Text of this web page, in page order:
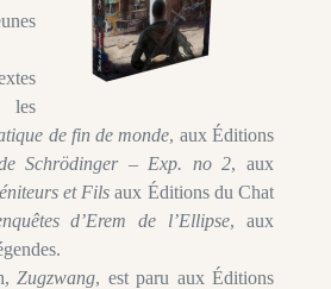
les
de fin de monde, aux Éditions
Schrödinger – Exp. no 2, aux
et Fils aux Éditions du Chat
d’Erem de l’Ellipse, aux
Zugzwang, est paru aux Éditions